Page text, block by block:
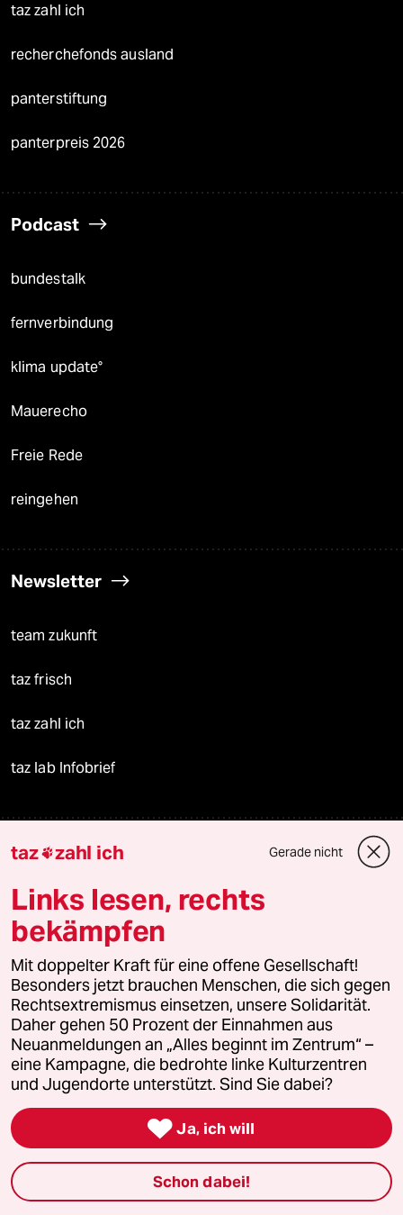
taz zahl ich
recherchefonds ausland
panterstiftung
panterpreis 2026
Podcast
bundestalk
fernverbindung
klima update°
Mauerecho
Freie Rede
reingehen
Newsletter
team zukunft
taz frisch
taz zahl ich
taz lab Infobrief
Veranstaltungen
Demnächst
Vor Ort
Live im Stream
Vergangene
taz lab 2027
Mehr taz Lesestoff
taz zahl ich Gerade nicht
Links lesen, rechts
bekämpfen
Mit doppelter Kraft für eine offene Gesellschaft!
Besonders jetzt brauchen Menschen, die sich gegen
Rechtsextremismus einsetzen, unsere Solidarität.
Daher gehen 50 Prozent der Einnahmen aus
Neuanmeldungen an „Alles beginnt im Zentrum“ –
eine Kampagne, die bedrohte linke Kulturzentren
und Jugendorte unterstützt. Sind Sie dabei?
 Ja, ich will
Schon dabei!